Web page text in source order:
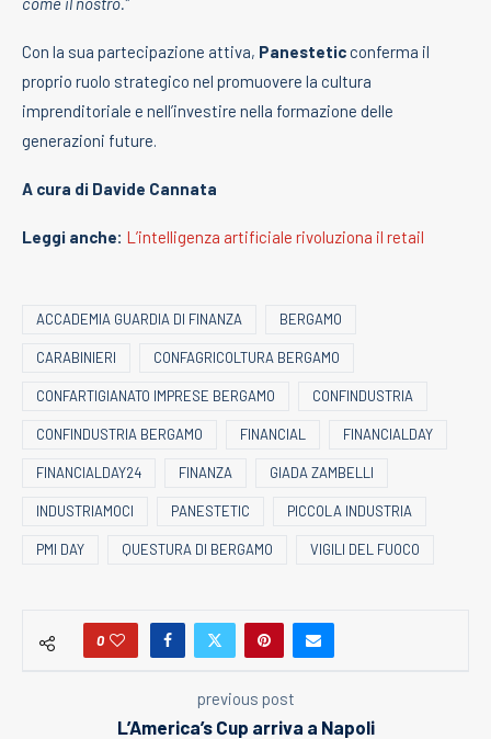
Con la sua partecipazione attiva, Panesteticconferma il
proprio ruolo strategico nel promuovere la cultura
imprenditoriale e nell’investire nella formazione delle
generazioni future.
A cura di Davide Cannata
Leggi anche: L’intelligenza artificiale rivoluziona il retail
ACCADEMIA GUARDIA DI FINANZA BERGAMO
CARABINIERI CONFAGRICOLTURA BERGAMO
CONFARTIGIANATO IMPRESE BERGAMO CONFINDUSTRIA
CONFINDUSTRIA BERGAMO FINANCIAL FINANCIALDAY
FINANCIALDAY24 FINANZA GIADA ZAMBELLI
INDUSTRIAMOCI PANESTETIC PICCOLA INDUSTRIA
PMI DAY QUESTURA DI BERGAMO VIGILI DEL FUOCO
0
previous post
L’America’s Cup arriva a Napoli